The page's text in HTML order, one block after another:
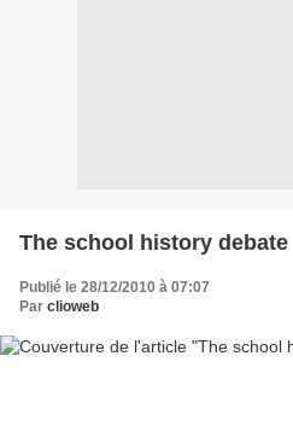
The school history debate
Publié le 28/12/2010 à 07:07
Par clioweb